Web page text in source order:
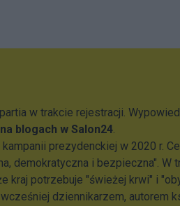
w trakcie rejestracji.
na blogach w Salon24.
prezydenckiej w 2020 r.
demokratyczna i bezpieczna". W
kraj potrzebuje "świeżej krwi" i
wcześniej dziennikarzem, autorem